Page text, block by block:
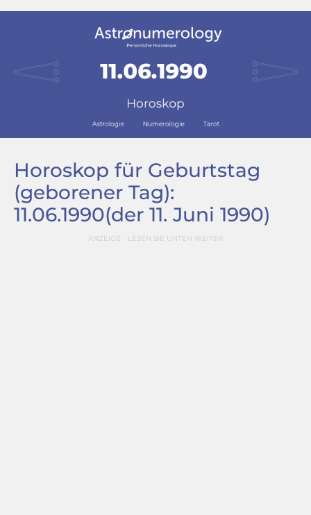
Horoskop für Geburtstag
(geborener Tag):
11.06.1990(der 11. Juni 1990)
ANZEIGE - LESEN SIE UNTEN WEITER